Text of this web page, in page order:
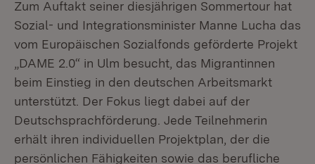
Zum Auftakt seiner diesjährigen Sommertour hat
Sozial- und Integrationsminister Manne Lucha das
vom Europäischen Sozialfonds geförderte Projekt
„DAME 2.0“ in Ulm besucht, das Migrantinnen
beim Einstieg in den deutschen Arbeitsmarkt
unterstützt. Der Fokus liegt dabei auf der
Deutschsprachförderung. Jede Teilnehmerin
erhält ihren individuellen Projektplan, der die
persönlichen Fähigkeiten sowie das berufliche